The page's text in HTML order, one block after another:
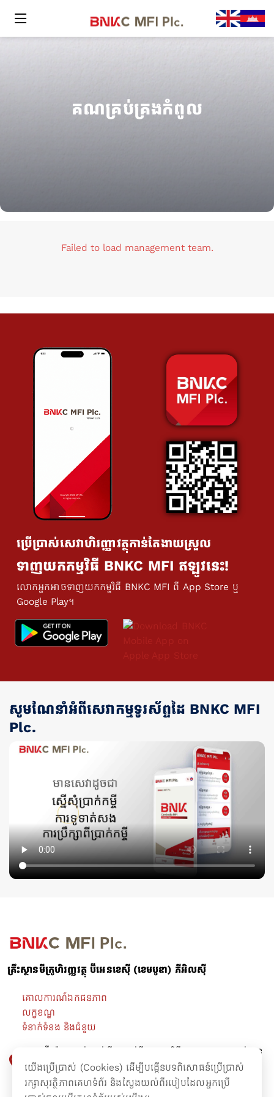
គណគ្រប់គ្រងកំពូល
Failed to load management team.
ប្រើប្រាស់សេវាហិរញ្ញាវត្ថុកាន់តែងាយស្រួល
ទាញយកកម្មវិធី BNKC MFI ឥឡូវនេះ!
លោកអ្នកអាចទាញយកកម្មវិធី BNKC MFI ពី App Store ឬ
Google Play។
សូមណែនាំអំពីសេវាកម្មទូរស័ព្ទដៃ BNKC MFI
Plc.
គ្រឹះស្ថានមីក្រូហិរញ្ញវត្ថុ ប៊ីអេនខេស៊ី (ខេមបូឌា) ភីអិលស៊ី
គោលការណ៍ឯកជនភាព
លក្ខខណ្ឌ
ទំនាក់ទំនង និងជំនួយ
អគារ ប៊ី-រ៉ាយ ជាន់ផ្ទាល់ដី -​ ជាន់ទី៤ មហាវិថីព្រះនរោត្តម សង្កាត់ទន្លេ
បាសាក់ ខណ្ឌចំការមន រាជធានីភ្នំពេញ។
យើងប្រើប្រាស់ (Cookies) ដើម្បីបង្កើនបទពិសោធន៍ប្រើប្រាស់
រក្សាសុវត្ថិភាពគេហទំព័រ និងស្វែងយល់ពីរបៀបដែលអ្នកប្រើ